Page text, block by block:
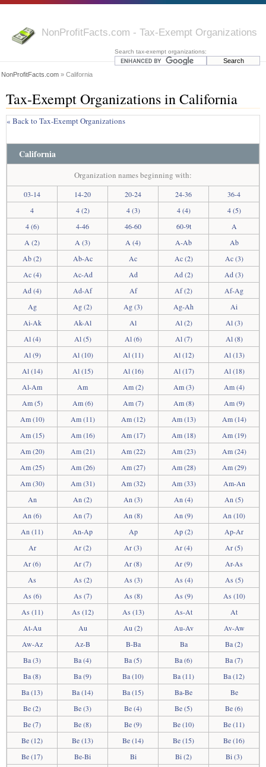
NonProfitFacts.com - Tax-Exempt Organizations
Search tax-exempt organizations:
NonProfitFacts.com » California
Tax-Exempt Organizations in California
« Back to Tax-Exempt Organizations
California
Organization names beginning with:
03-14 14-20 20-24 24-36
36-4
4
4 (2) 4 (3) 4 (4)
4 (5)
4 (6)
4-46 46-60 60-9t
A
A (2)
A (3) A (4) A-Ab
Ab
Ab (2)
Ab-Ac Ac Ac (2)
Ac (3)
Ac (4)
Ac-Ad Ad Ad (2)
Ad (3)
Ad (4)
Ad-Af Af Af (2)
Af-Ag
Ag
Ag (2) Ag (3) Ag-Ah
Ai
Ai-Ak
Ak-Al Al Al (2)
Al (3)
Al (4)
Al (5) Al (6) Al (7)
Al (8)
Al (9)
Al (10) Al (11) Al (12)
Al (13)
Al (14)
Al (15) Al (16) Al (17)
Al (18)
Al-Am
Am Am (2) Am (3)
Am (4)
Am (5)
Am (6) Am (7) Am (8)
Am (9)
Am (10)
Am (11) Am (12) Am (13)
Am (14)
Am (15)
Am (16) Am (17) Am (18)
Am (19)
Am (20)
Am (21) Am (22) Am (23)
Am (24)
Am (25)
Am (26) Am (27) Am (28)
Am (29)
Am (30)
Am (31) Am (32) Am (33)
Am-An
An
An (2) An (3) An (4)
An (5)
An (6)
An (7) An (8) An (9)
An (10)
An (11)
An-Ap Ap Ap (2)
Ap-Ar
Ar
Ar (2) Ar (3) Ar (4)
Ar (5)
Ar (6)
Ar (7) Ar (8) Ar (9)
Ar-As
As
As (2) As (3) As (4)
As (5)
As (6)
As (7) As (8) As (9)
As (10)
As (11)
As (12) As (13) As-At
At
At-Au
Au Au (2) Au-Av
Av-Aw
Aw-Az
Az-B B-Ba Ba
Ba (2)
Ba (3)
Ba (4) Ba (5) Ba (6)
Ba (7)
Ba (8)
Ba (9) Ba (10) Ba (11)
Ba (12)
Ba (13)
Ba (14) Ba (15) Ba-Be
Be
Be (2)
Be (3) Be (4) Be (5)
Be (6)
Be (7)
Be (8) Be (9) Be (10)
Be (11)
Be (12)
Be (13) Be (14) Be (15)
Be (16)
Be (17)
Be-Bi Bi Bi (2)
Bi (3)